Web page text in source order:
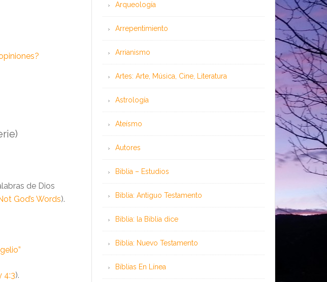
de Dios
God’s Words).
4:3).
Arqueología
Arrepentimiento
Arrianismo
Artes: Arte, Música, Cine, Literatura
Astrología
Ateísmo
Autores
Biblia – Estudios
Biblia: Antiguo Testamento
Biblia: la Biblia dice
Biblia: Nuevo Testamento
Bíblias En Línea